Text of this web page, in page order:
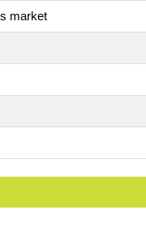
market